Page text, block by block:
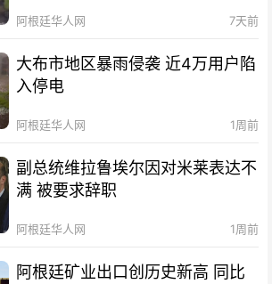
阿根廷华人网 7天前
大布市地区暴雨侵袭 近4万用户陷
入停电
阿根廷华人网 1周前
副总统维拉鲁埃尔因对米莱表达不
满 被要求辞职
阿根廷华人网 1周前
阿根廷矿业出口创历史新高 同比